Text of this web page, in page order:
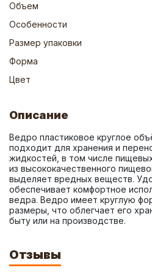
Объем
Особенности
Размер упаковки
Форма
Цвет
Описание
Ведро пластиковое круглое
подходит для хранения и
жидкостей, в том числе
из высококачественного
выделяет вредных веществ.
обеспечивает комфортное
ведра. Ведро имеет круглую
размеры, что облегчает его
быту или на производстве.
Отзывы